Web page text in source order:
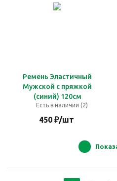
Ремень Эластичный
Мужской с пряжкой
(синий) 120см
Есть в наличии (2)
450₽/шт